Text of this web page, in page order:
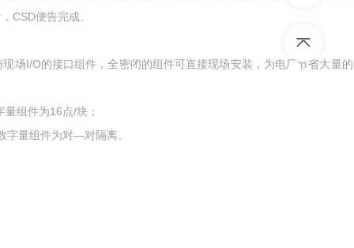
CSD便告完成。
场I/O的接口组件，全密闭的组件可直接现场安装，为电厂节省大量
组件为16点/块；
字量组件为对—对隔离。